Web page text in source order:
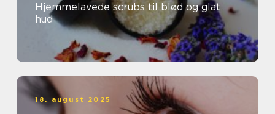
Hjemmelavede scrubs til blød og glat
hud
18. august 2025